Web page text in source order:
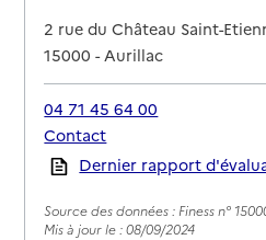
Adresse
2 rue du Château Saint-
15000-Aurillac
04 71 45 64 00
Contact
Rapport HAS
Dernier rapport
Source des données : Finess n°
Mis à jour le : 08/09/2024